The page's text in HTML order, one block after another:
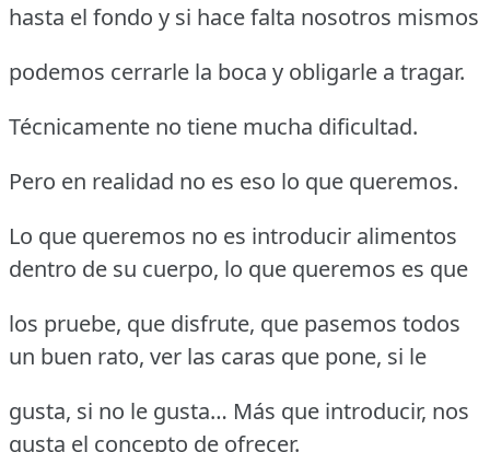
hasta el fondo y si hace falta nosotros mismos
podemos cerrarle la boca y obligarle a tragar.
Técnicamente no tiene mucha dificultad.
Pero en realidad no es eso lo que queremos.
Lo que queremos no es introducir alimentos
dentro de su cuerpo, lo que queremos es que
los pruebe, que disfrute, que pasemos todos
un buen rato, ver las caras que pone, si le
gusta, si no le gusta… Más que introducir, nos
gusta el concepto de ofrecer.